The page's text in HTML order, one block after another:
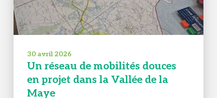
30 avril 2026
Un réseau de mobilités douces
en projet dans la Vallée de la
Maye